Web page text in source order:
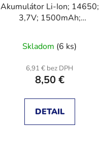
Akumulátor Li-Ion; 14650;
3,7V; 1500mAh;
Skladom (6 ks)
6,91 € bez DPH
8,50 €
DETAIL